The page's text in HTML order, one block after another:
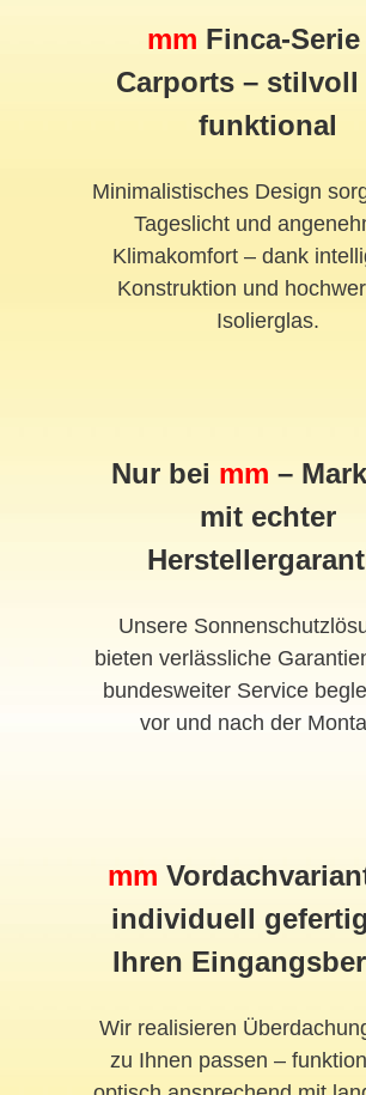
mm Finca-
Carports – stilvoll
funktional
Minimalistisches Design
Tageslicht und
Klimakomfort – dank
Konstruktion und
Isolierglas.
Nur bei mm –
mit echter
Unsere
bieten verlässliche
bundesweiter Service
vor und nach der
mm Vordach
individuell
Ihren
Wir realisieren
zu Ihnen passen –